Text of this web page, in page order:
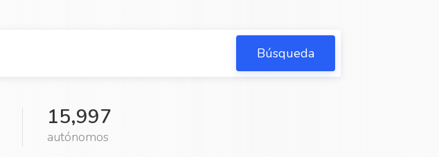
Búsqueda
15,997
autónomos